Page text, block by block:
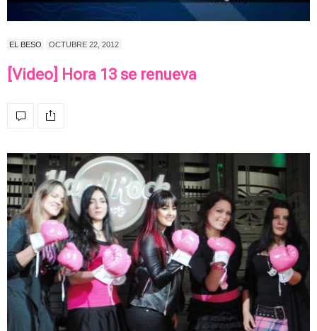
EL BESO OCTUBRE 22, 2012
[Video] Hora 13 se renueva